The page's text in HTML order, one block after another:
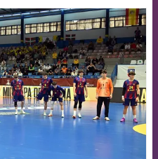
FCB Barcelona badge